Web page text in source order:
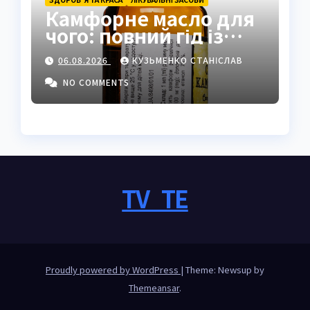
Камфорне масло для
чого: повний гід із
застосуванням і
властивостями
06.08.2026
КУЗЬМЕНКО СТАНІСЛАВ
NO COMMENTS
TV_TE
Proudly powered by WordPress | Theme: Newsup by
Themeansar.